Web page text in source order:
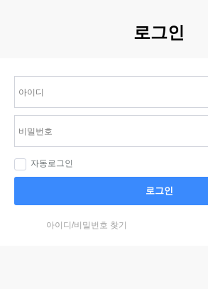
로그인
자동로그인
로그인
아이디/비밀번호 찾기